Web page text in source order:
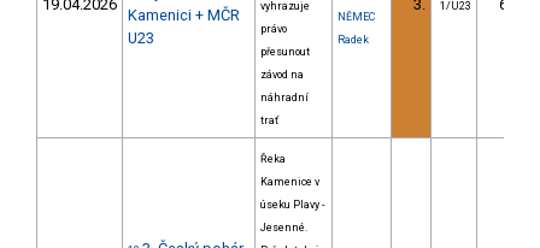
19.04.2026
Kamenici + MČR
U23
vyhrazuje
právo
přesunout
závod na
náhradní
trať
NĚMEC
Radek
3. 1/U23 62.69
Řeka
Kamenice v
úseku Plavy -
Jesenné.